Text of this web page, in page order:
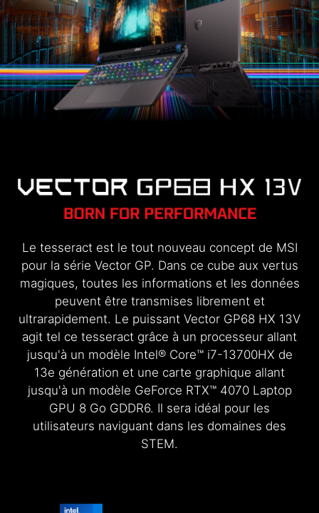
Le tesseract est le tout nouveau concept de MSI
pour la série Vector GP. Dans ce cube aux vertus
magiques, toutes les informations et les données
peuvent être transmises librement et
ultrarapidement. Le puissant Vector GP68 HX 13V
agit tel ce tesseract grâce à un processeur allant
jusqu'à un modèle Intel® Core™ i7-13700HX de
13e génération et une carte graphique allant
jusqu'à un modèle GeForce RTX™ 4070 Laptop
GPU 8 Go GDDR6. Il sera idéal pour les
utilisateurs naviguant dans les domaines des
STEM.